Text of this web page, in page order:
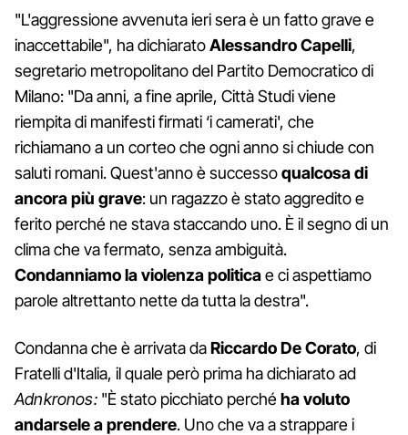
"L'aggressione avvenuta ieri sera è un fatto grave e
inaccettabile", ha dichiaratoAlessandro Capelli,
segretario metropolitano del Partito Democratico di
Milano: "Da anni, a fine aprile, Città Studi viene
riempita di manifesti firmati ‘i camerati', che
richiamano a un corteo che ogni anno si chiude con
saluti romani. Quest'anno è successoqualcosa di
ancora più grave: un ragazzo è stato aggredito e
ferito perché ne stava staccando uno. È il segno di un
clima che va fermato, senza ambiguità.
Condanniamo la violenza politicae ci aspettiamo
parole altrettanto nette da tutta la destra".
Condanna che è arrivata daRiccardo De Corato, di
Fratelli d'Italia, il quale però prima ha dichiarato ad
Adnkronos:"È stato picchiato perchéha voluto
andarsele a prendere. Uno che va a strappare i